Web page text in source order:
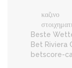
καζινο
Beste
Bet Riviera
betscore-